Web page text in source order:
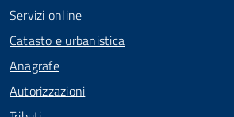
Servizi online
Catasto e urbanistica
Anagrafe
Autorizzazioni